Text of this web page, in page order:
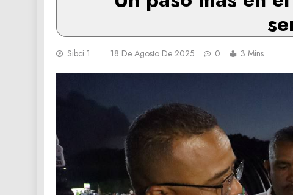
Sibci 1 18 De Agosto De 2025 0 3 Mins